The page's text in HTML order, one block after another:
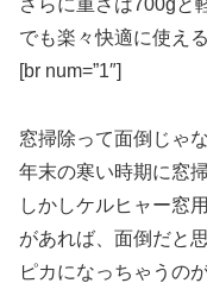
さらに重さは700gと
でも楽々快適に使え
[br num=”1″]
窓掃除って面倒じゃ
年末の寒い時期に窓
しかしケルヒャー窓
があれば、面倒だと
ピカになっちゃうの